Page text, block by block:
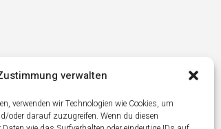
verwalten
verwenden wir Technologien wie Cookies, um
oder darauf zuzugreifen. Wenn du diesen